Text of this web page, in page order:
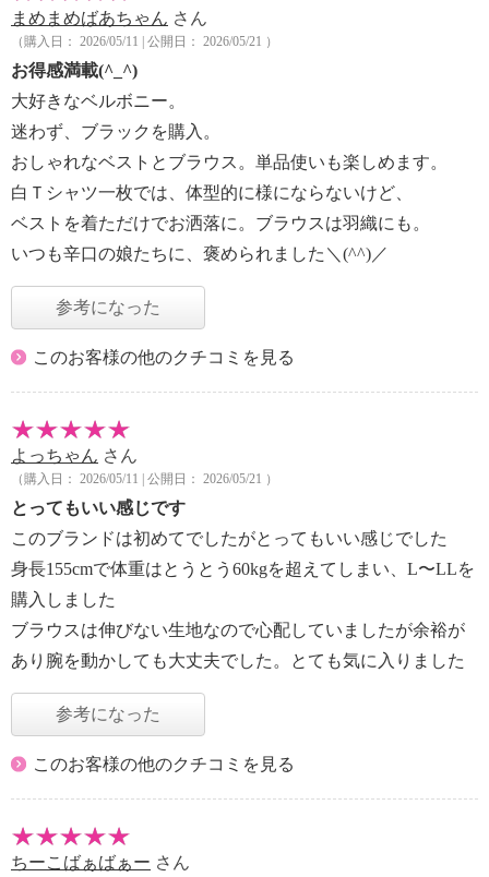
まめまめばあちゃん さん
（購入日： 2026/05/11 | 公開日： 2026/05/21 ）
お得感満載(^_^)
大好きなベルボニー。
迷わず、ブラックを購入。
おしゃれなベストとブラウス。単品使いも楽しめます。
白Ｔシャツ一枚では、体型的に様にならないけど、
ベストを着ただけでお洒落に。ブラウスは羽織にも。
いつも辛口の娘たちに、褒められました＼(^^)／
参考になった
このお客様の他のクチコミを見る
よっちゃん さん
（購入日： 2026/05/11 | 公開日： 2026/05/21 ）
とってもいい感じです
このブランドは初めてでしたがとってもいい感じでした
身長155cmで体重はとうとう60kgを超えてしまい、L〜LLを
購入しました
ブラウスは伸びない生地なので心配していましたが余裕が
あり腕を動かしても大丈夫でした。とても気に入りました
参考になった
このお客様の他のクチコミを見る
ちーこばぁばぁー さん